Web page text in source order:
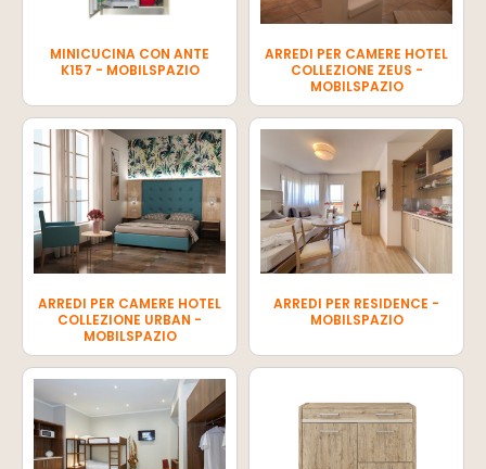
MINICUCINA CON ANTE
K157 - MOBILSPAZIO
ARREDI PER CAMERE HOTEL
COLLEZIONE ZEUS -
MOBILSPAZIO
ARREDI PER CAMERE HOTEL
COLLEZIONE URBAN -
MOBILSPAZIO
ARREDI PER RESIDENCE -
MOBILSPAZIO